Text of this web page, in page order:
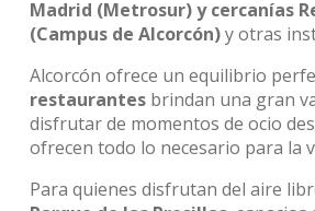
Madrid (Metrosur) y cercanías
(Campus de Alcorcón)y otras
Alcorcón ofrece un equilibrio
restaurantes brindan una gran
disfrutar de momentos de ocio
ofrecen todo lo necesario para la
Para quienes disfrutan del aire